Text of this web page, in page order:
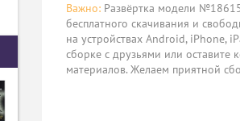
Важно: Развёртка модели
бесплатного скачивания и
на устройствах Android, iPhone,
сборке с друзьями или оставите
материалов. Желаем приятной